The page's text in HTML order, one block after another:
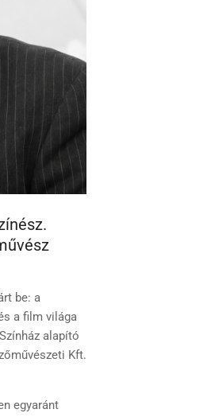
be: a
a film világa
alapító
Kft.
egyaránt